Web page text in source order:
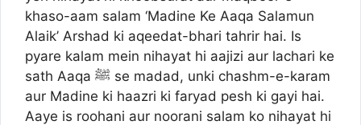
khaso-aam salam ‘Madine Ke Aaqa Salamun
Alaik’ Arshad ki aqeedat-bhari tahrir hai. Is
pyare kalam mein nihayat hi aajizi aur lachari ke
sath Aaqa ﷺ se madad, unki chashm-e-karam
aur Madine ki haazri ki faryad pesh ki gayi hai.
Aaye is roohani aur noorani salam ko nihayat hi